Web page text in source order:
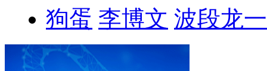
狗蛋 李博文 波段龙一